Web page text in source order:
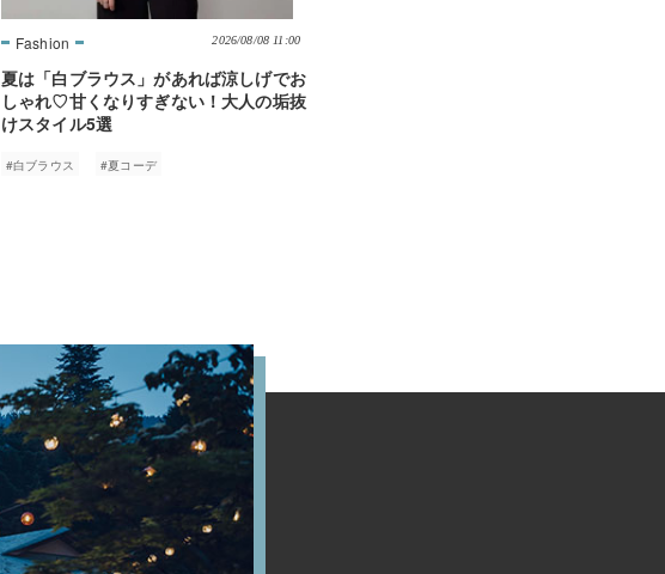
2026/08/08 11:00
夏は「白ブラウス」があれば涼しげでお
しゃれ♡甘くなりすぎない！大人の垢抜
けスタイル5選
#白ブラウス #夏コーデ